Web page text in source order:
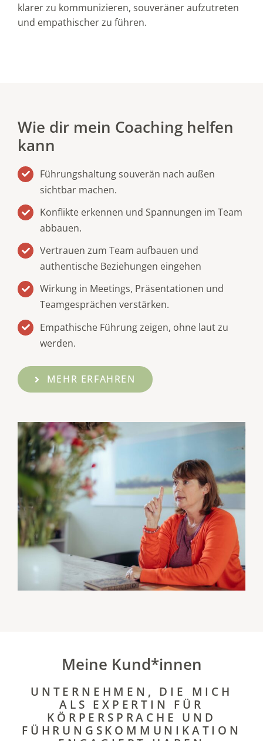
klarer zu kommunizieren, souveräner aufzutreten
und empathischer zu führen.
Wie dir mein Coaching helfen
kann
Führungshaltung souverän nach außen
sichtbar machen.
Konflikte erkennen und Spannungen im Team
abbauen.
Vertrauen zum Team aufbauen und
authentische Beziehungen eingehen
Wirkung in Meetings, Präsentationen und
Teamgesprächen verstärken.
Empathische Führung zeigen, ohne laut zu
werden.
MEHR ERFAHREN
Meine Kund*innen
UNTERNEHMEN, DIE MICH
ALS EXPERTIN FÜR
KÖRPERSPRACHE UND
FÜHRUNGSKOMMUNIKATION